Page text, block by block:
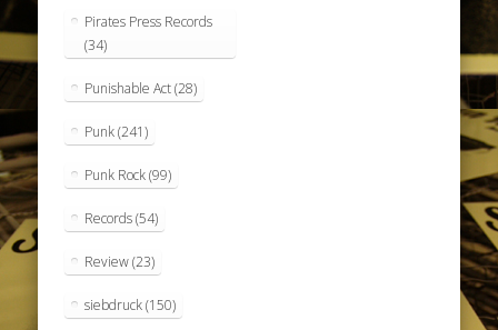
Pirates Press Records
(34)
Punishable Act(28)
Punk(241)
Punk Rock(99)
Records(54)
Review(23)
siebdruck(150)